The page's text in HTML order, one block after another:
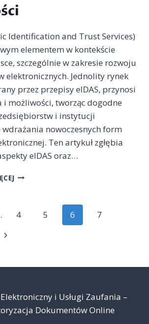
Identification and Trust Services)
elementem w kontekście
szczególnie w zakresie rozwoju
elektronicznych. Jednolity rynek
przez przepisy eIDAS, przynosi
i możliwości, tworząc dogodne
i instytucji
nowoczesnych form
Ten artykuł zgłębia
eIDAS oraz…
PRZEPISY
ROZWOJU
POLSCE:
I
MOŻLIWOŚCI
4 5 6
7
Następna
i Usługi Zaufania –
Dokumentów Online